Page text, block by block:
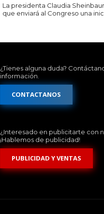
La presidenta Claudia
que enviará al Congreso una
¿Tienes alguna duda?
información.
CONTACTANOS
¿Interesado en publicitarte con
¡Hablemos de publicidad!
PUBLICIDAD Y VENTAS